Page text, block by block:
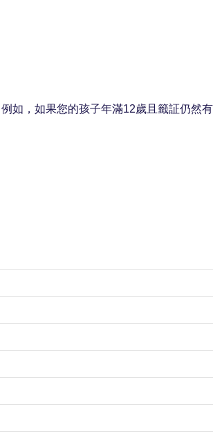
如，如果您的孩子年滿12歲且籤証仍然